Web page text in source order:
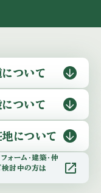
ついて
ついて
について
ォーム・建築・仲
検討中の方は
open_in_new